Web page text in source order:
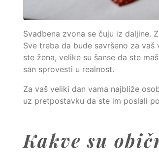
Svadbena zvona se čuju iz daljine.
Sve treba da bude savršeno za
ste žena, velike su šanse da ste
san sprovesti u realnost.
Za vaš veliki dan vama najbliže
uz pretpostavku da ste im poslali
Kakve su